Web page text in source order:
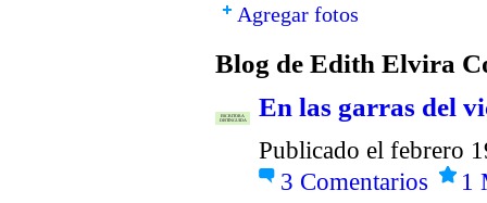
Agregar fotos
Blog de Edith Elvira
ESCRITORA
DISTINGUIDA
En las garras del
Publicado el febrero
3 Comentarios 1